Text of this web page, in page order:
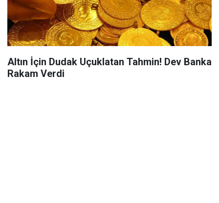
Altın İçin Dudak Uçuklatan Tahmin! Dev Banka
Rakam Verdi